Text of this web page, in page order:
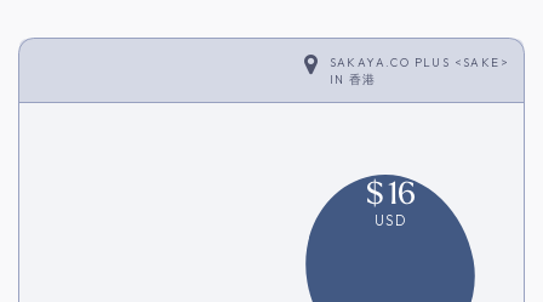
SAKAYA.CO PLUS <SAKE>
IN 香港
$16
USD